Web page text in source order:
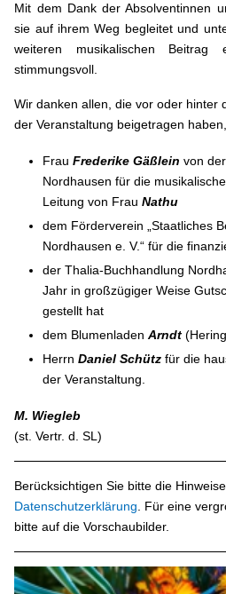
Mit dem Dank der Absolventinnen
sie auf ihrem Weg begleitet und
weiteren musikalischen Beitrag
stimmungsvoll.
Wir danken allen, die vor oder hinter
der Veranstaltung beigetragen
FrauFrederike Gäßleinvon
Nordhausen für die
Leitung von FrauNathu
dem Förderverein „Staatliches
Nordhausen e. V.“ für die
der Thalia-Buchhandlung
Jahr in großzügiger Weise
gestellt hat
dem BlumenladenArndt
HerrnDaniel Schütz für die
der Veranstaltung.
M. Wiegleb
(st. Vertr. d. SL)
Berücksichtigen Sie bitte die
Datenschutzerklärung . Für eine
bitte auf die Vorschaubilder.